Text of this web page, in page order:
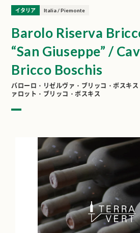
Barolo Riserva
“San Giuseppe” /
Bricco Boschis
バローロ・リゼルヴァ・ブリッコ・ボスキ
ァロット・ブリッコ・ボスキス
イタリア Italia / Piemonte